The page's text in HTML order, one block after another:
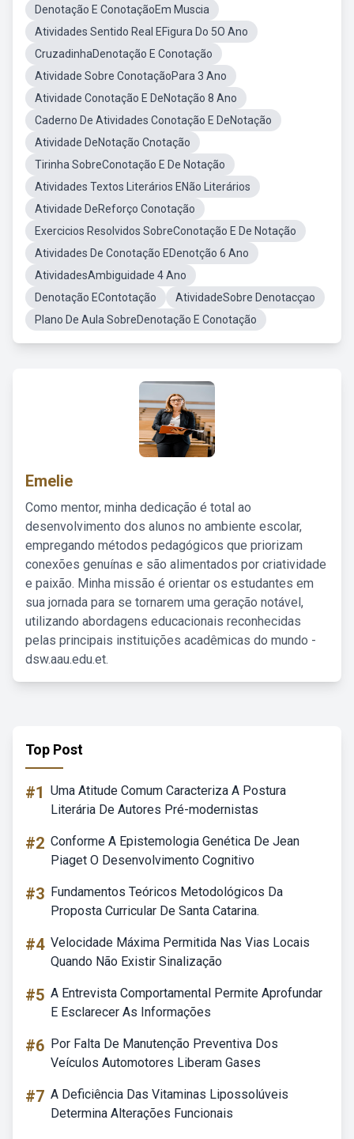
Denotação E ConotaçãoEm Muscia
Atividades Sentido Real EFigura Do 5O Ano
CruzadinhaDenotação E Conotação
Atividade Sobre ConotaçãoPara 3 Ano
Atividade Conotação E DeNotação 8 Ano
Caderno De Atividades Conotação E DeNotação
Atividade DeNotação Cnotação
Tirinha SobreConotação E De Notação
Atividades Textos Literários ENão Literários
Atividade DeReforço Conotação
Exercicios Resolvidos SobreConotação E De Notação
Atividades De Conotação EDenotção 6 Ano
AtividadesAmbiguidade 4 Ano
Denotação EContotação
AtividadeSobre Denotacçao
Plano De Aula SobreDenotação E Conotação
Emelie
Como mentor, minha dedicação é total ao
desenvolvimento dos alunos no ambiente escolar,
empregando métodos pedagógicos que priorizam
conexões genuínas e são alimentados por criatividade
e paixão. Minha missão é orientar os estudantes em
sua jornada para se tornarem uma geração notável,
utilizando abordagens educacionais reconhecidas
pelas principais instituições acadêmicas do mundo -
dsw.aau.edu.et.
Top Post
#1 Uma Atitude Comum Caracteriza A Postura
Literária De Autores Pré-modernistas
#2 Conforme A Epistemologia Genética De Jean
Piaget O Desenvolvimento Cognitivo
#3 Fundamentos Teóricos Metodológicos Da
Proposta Curricular De Santa Catarina.
#4 Velocidade Máxima Permitida Nas Vias Locais
Quando Não Existir Sinalização
#5 A Entrevista Comportamental Permite Aprofundar
E Esclarecer As Informações
#6 Por Falta De Manutenção Preventiva Dos
Veículos Automotores Liberam Gases
#7 A Deficiência Das Vitaminas Lipossolúveis
Determina Alterações Funcionais